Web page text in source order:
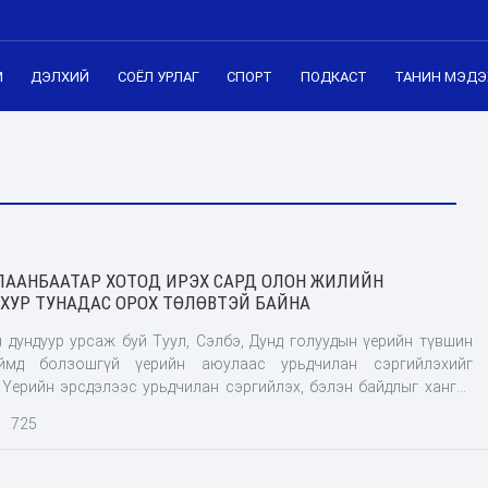
ДЭЛХИЙ СОЁЛ УРЛАГ СПОРТ ПОДКАСТ ТАНИН
ХОТОД ИРЭХ САРД ОЛОН ЖИЛИЙН
ТУНАДАС ОРОХ ТӨЛӨВТЭЙ БАЙНА
урсаж буй Туул, Сэлбэ, Дунд голуудын үерийн түвшин
болзошгүй үерийн аюулаас урьдчилан сэргийлэхийг
эрсдэлээс урьдчилан сэргийлэх, бэлэн байдлыг хангах
хотын ойрын өдрүүдийн цаг уурын төлөв байдлыг
"Улаанбаатар хот орчмоор өнөөдөр буюу зургаадугаар сарын
725